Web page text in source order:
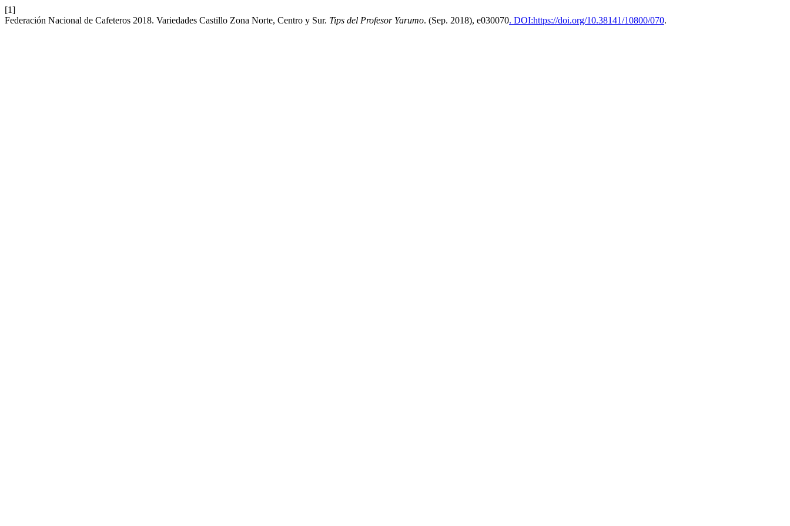
[1]
Federación Nacional de Cafeteros 2018. Variedades Castillo Zona Norte, Centro y Sur. Tips del Profesor Yarumo. (Sep. 2018), e030070. DOI:https://doi.org/10.38141/10800/070.